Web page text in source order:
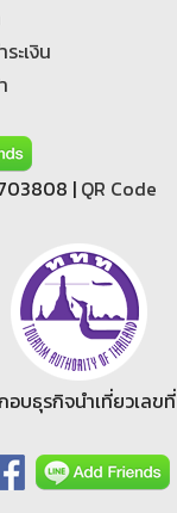
ะเงิน
| QR Code
บธุรกิจนำเที่ยวเลขที่